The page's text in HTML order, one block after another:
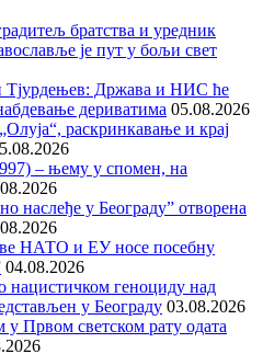
братства и уредник
је пут у бољи свет
Тјурдењев: Држава и НИС ће
дериватима 05.08.2026
раскринкавање и крај
– њему у спомен, на
наслеђе у Београду” отворена
НАТО и ЕУ носе посебну
04.08.2026
нацистичком геноциду над
у Београду 03.08.2026
Првом светском рату одата